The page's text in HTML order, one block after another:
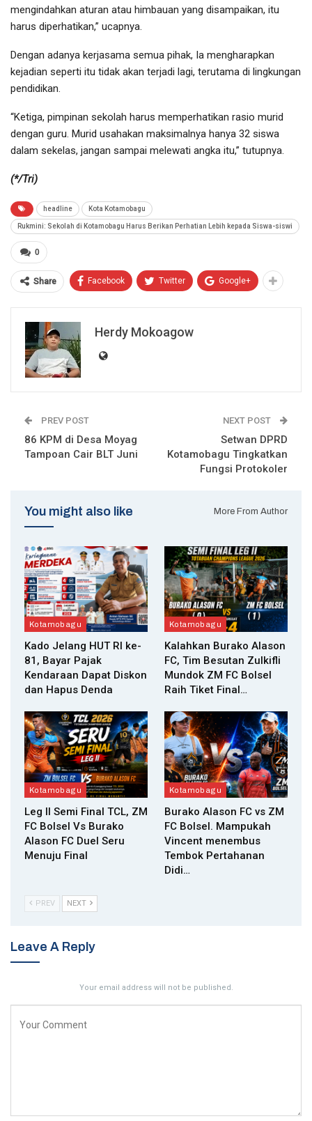
mengindahkan aturan atau himbauan yang disampaikan, itu
harus diperhatikan,” ucapnya.
Dengan adanya kerjasama semua pihak, Ia mengharapkan
kejadian seperti itu tidak akan terjadi lagi, terutama di lingkungan
pendidikan.
“Ketiga, pimpinan sekolah harus memperhatikan rasio murid
dengan guru. Murid usahakan maksimalnya hanya 32 siswa
dalam sekelas, jangan sampai melewati angka itu,” tutupnya.
(*/Tri)
headline Kota Kotamobagu
Rukmini: Sekolah di Kotamobagu Harus Berikan Perhatian Lebih kepada Siswa-siswi
0
Share Facebook Twitter Google+
Herdy Mokoagow
PREV POST
86 KPM di Desa Moyag
Tampoan Cair BLT Juni
NEXT POST
Setwan DPRD
Kotamobagu Tingkatkan
Fungsi Protokoler
You might also like More From Author
Kotamobagu
Kado Jelang HUT RI ke-
81, Bayar Pajak
Kendaraan Dapat Diskon
dan Hapus Denda
Kotamobagu
Kalahkan Burako Alason
FC, Tim Besutan Zulkifli
Mundok ZM FC Bolsel
Raih Tiket Final…
Kotamobagu
Leg II Semi Final TCL, ZM
FC Bolsel Vs Burako
Alason FC Duel Seru
Menuju Final
Kotamobagu
Burako Alason FC vs ZM
FC Bolsel. Mampukah
Vincent menembus
Tembok Pertahanan
Didi…
PREV NEXT
Leave A Reply
Your email address will not be published.